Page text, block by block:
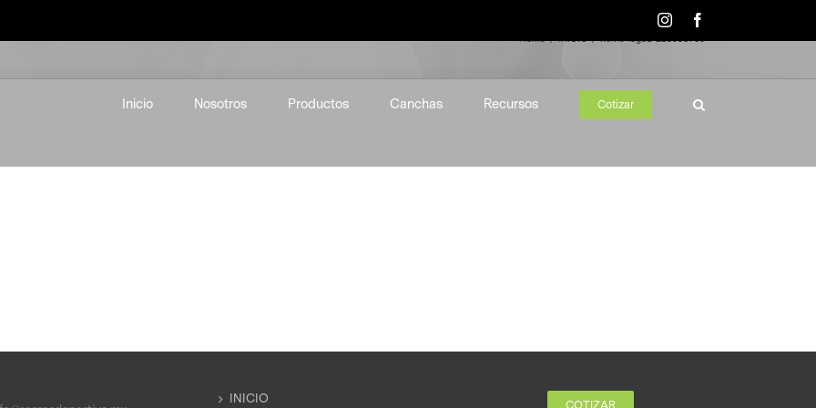
Instagram
Inicio Nosotros Productos Canchas Recursos Cotizar
Home INICIO home-logo1-219096700
INICIO